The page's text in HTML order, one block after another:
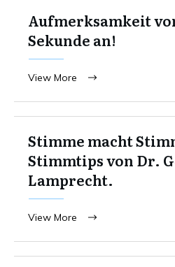
Aufmerksamkeit
Sekunde an!
View More
Stimme macht
Stimmtips von Dr.
Lamprecht.
View More